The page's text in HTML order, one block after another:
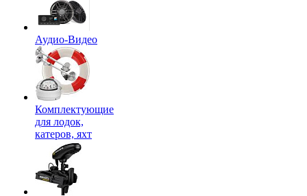
Аудио-Видео
Комплектующие
для лодок,
катеров, яхт